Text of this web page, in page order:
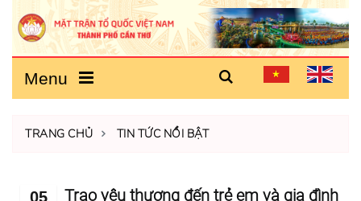
Menu
TRANG CHỦ TIN TỨC NỔI BẬT
05
Trao yêu thương đến trẻ em và gia đình